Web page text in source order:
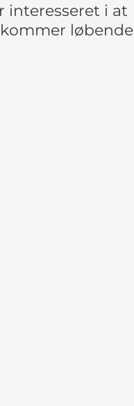
interesseret i at
løbende